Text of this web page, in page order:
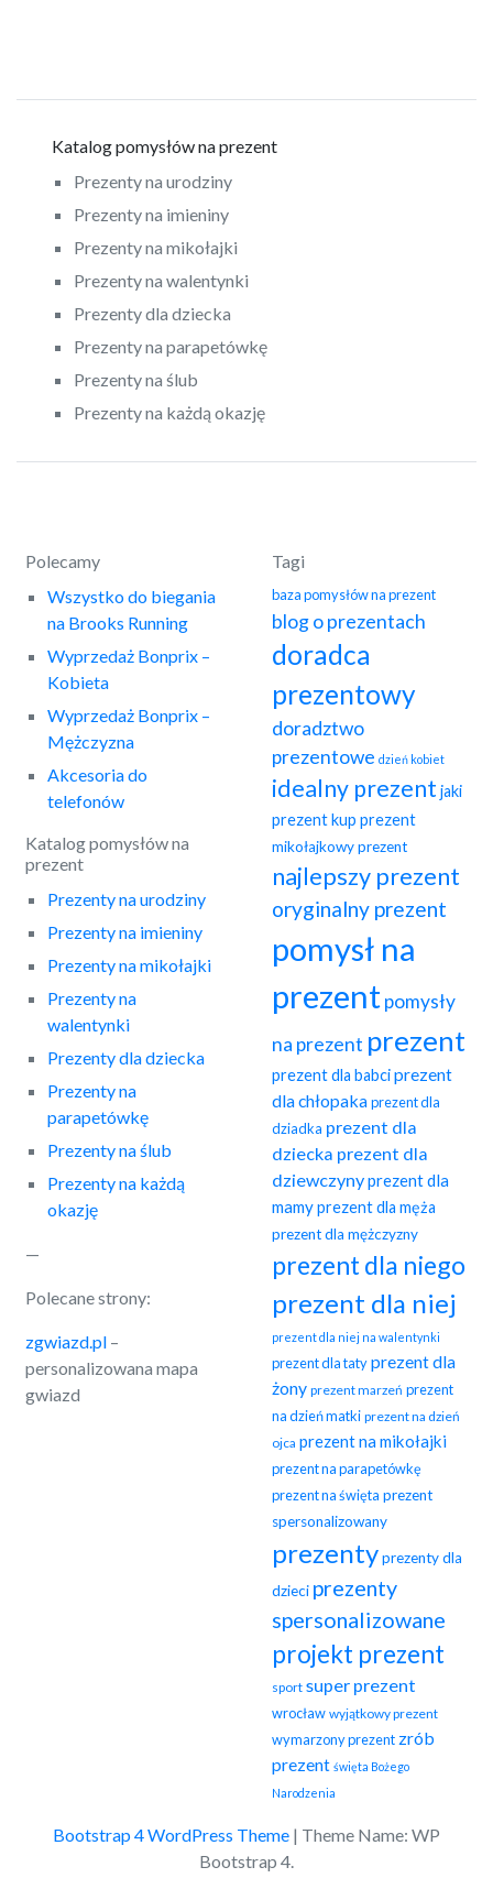
Katalog pomysłów na prezent
Prezenty na urodziny
Prezenty na imieniny
Prezenty na mikołajki
Prezenty na walentynki
Prezenty dla dziecka
Prezenty na parapetówkę
Prezenty na ślub
Prezenty na każdą okazję
Polecamy
Wszystko do biegania
na Brooks Running
Wyprzedaż Bonprix –
Kobieta
Wyprzedaż Bonprix –
Mężczyzna
Akcesoria do
telefonów
Katalog pomysłów na
prezent
Prezenty na urodziny
Prezenty na imieniny
Prezenty na mikołajki
Prezenty na
walentynki
Prezenty dla dziecka
Prezenty na
parapetówkę
Prezenty na ślub
Prezenty na każdą
okazję
—
Polecane strony:
zgwiazd.pl –
personalizowana mapa
gwiazd
Tagi
baza pomysłów na prezent
blog o prezentach
doradca
prezentowy
doradztwo
prezentowe dzień kobiet
idealny prezent jaki
prezentkup prezent
mikołajkowy prezent
najlepszy prezent
oryginalny prezent
pomysł na
prezent pomysły
na prezent prezent
prezent dla babciprezent
dla chłopakaprezent dla
dziadka prezent dla
dziecka prezent dla
dziewczynyprezent dla
mamyprezent dla męża
prezent dla mężczyzny
prezent dla niego
prezent dla niej
prezent dla niej na walentynki
prezent dla tatyprezent dla
żony prezent marzeń prezent
na dzień matki prezent na dzień
ojca prezent na mikołajki
prezent na parapetówkę
prezent na święta prezent
spersonalizowany
prezentyprezenty dla
dzieci prezenty
spersonalizowane
projekt prezent
sport super prezent
wrocław wyjątkowy prezent
wymarzony prezent zrób
prezent święta Bożego
Narodzenia
Bootstrap 4 WordPress Theme | Theme Name: WP
Bootstrap 4.